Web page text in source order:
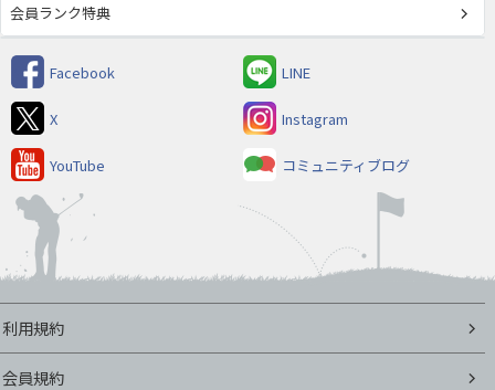
会員ランク特典
Facebook LINE
X Instagram
YouTube コミュニティブログ
利用規約
会員規約